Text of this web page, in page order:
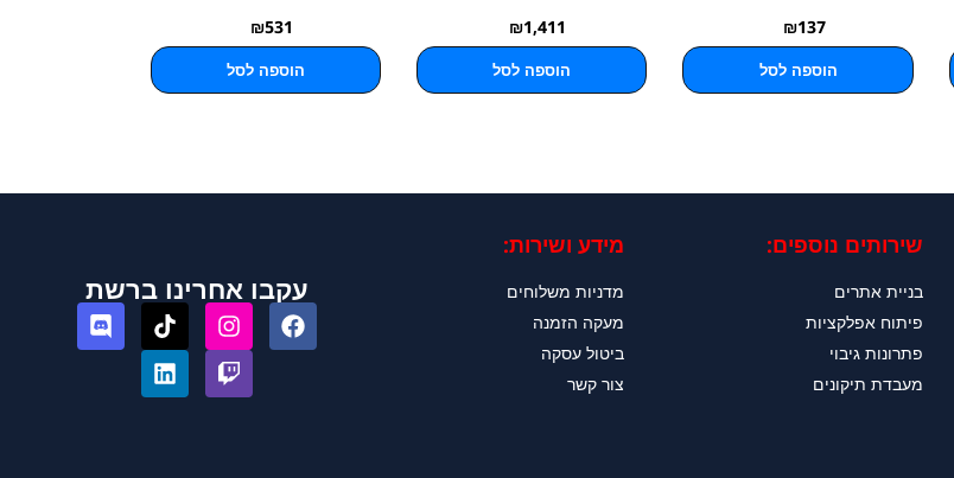
₪137
הוספה לסל
₪1,411
הוספה לסל
₪531
הוספה לסל
שירותים נוספים:
בניית אתרים
פיתוח אפלקציות
פתרונות גיבוי
מעבדת תיקונים
מידע ושירות:
מדניות משלוחים
מעקה הזמנה
ביטול עסקה
צור קשר
עקבו אחרינו ברשת